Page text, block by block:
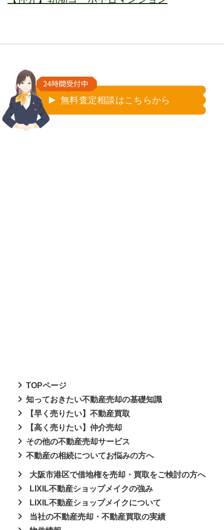
無料査定相談はこちらから
TOPページ
知っておきたい不動産売却の基礎知識
【早く売りたい】不動産買取
【高く売りたい】仲介売却
その他の不動産売却サービス
不動産の相続についてお悩みの方へ
大阪市港区で借地権を売却・買取をご検討の方へ
LIXIL不動産ショップメイクの強み
LIXIL不動産ショップメイクについて
当社の不動産売却・不動産買取の実績